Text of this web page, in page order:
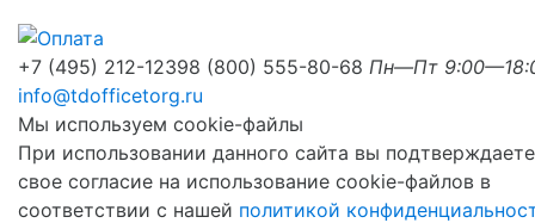
+7 (495) 212-12398 (800) 555-80-68 Пн—Пт
info@tdofficetorg.ru
Мы используем cookie-файлы
При использовании данного сайта вы подтверждаете
свое согласие на использование cookie-файлов в
соответствии с нашей политикой